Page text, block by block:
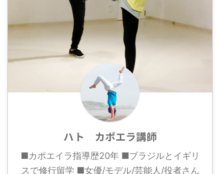
ハト カポエラ講師
■カポエイラ指導歴20年 ■ブラジルとイギリ
スで修行留学 ■女優/モデル/芸能人/役者さん